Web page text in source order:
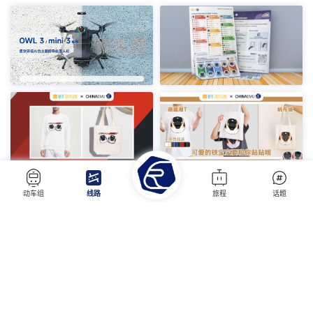
动车组 线路 旅程 话题
在下面可以看到更多内容…